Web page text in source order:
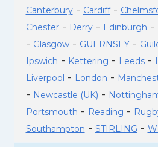
Canterbury- Cardiff-
Chester- Derry- Edinburgh -
- Glasgow- GUERNSEY-
Ipswich - Kettering - Leeds-
Liverpool - London -
- Newcastle (UK) -
Portsmouth - Reading -
Southampton - STIRLING -